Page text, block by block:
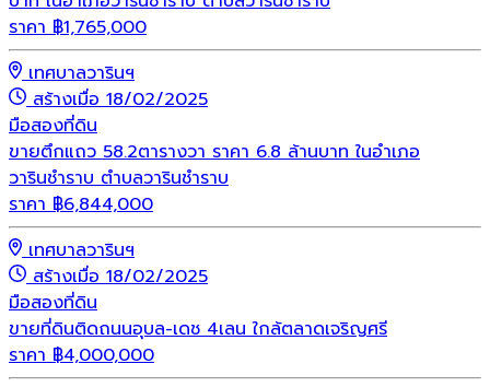
ราคา ฿1,765,000
เทศบาลวารินฯ
สร้างเมื่อ 18/02/2025
มือสองที่ดิน
ขายตึกแถว 58.2ตารางวา ราคา 6.8 ล้านบาท ในอำเภอ
วารินชำราบ ตำบลวารินชำราบ
ราคา ฿6,844,000
เทศบาลวารินฯ
สร้างเมื่อ 18/02/2025
มือสองที่ดิน
ขายที่ดินติดถนนอุบล-เดช 4เลน ใกล้ตลาดเจริญศรี
ราคา ฿4,000,000